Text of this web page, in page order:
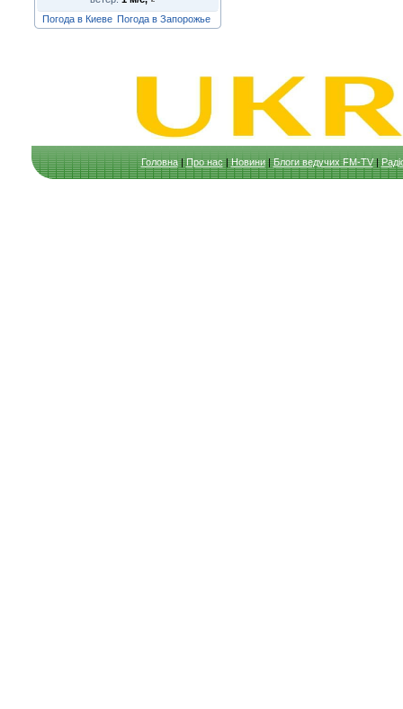
Погода в Киеве Погода в Запорожье
Головна|Про нас|Новини|Блоги ведучих FM-TV|